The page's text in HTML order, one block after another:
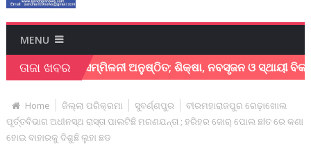
MENU
ତାଜା ଖବରସମ୍ମିଳନୀ ଅନୁଷ୍ଠିତ; ଶିକ୍ଷା, ନବସୃଜନ ଓ ସ୍ଥାୟୀ ବିକାଶ
Home ଜିଲ୍ଲା ପରିକ୍ରମା ସୁବର୍ଣ୍ଣପୁର
ବୀରମହାରାଜପୁର ରେଢ଼ାଖୋଲ
ପୂର୍ତ୍ତବିଭାଗ ଅଧୀନସ୍ଥ ରାସ୍ତା ପାଲଟିଛି ମରଣଯନ୍ତା ; ହରିହର ଜୋର୍ ପୋଲ ଛlତ ରେ କଣା
ହୋଇ ବାହାରକୁ ଦିଶୁଛି ଲୁହା ଛଡ